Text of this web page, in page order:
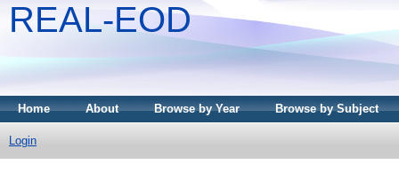
REAL-EOD
Home About Browse by Year Browse by Subject
Login